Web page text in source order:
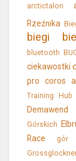
arctictalon
Rzeźnika
biegi
bluetooth
ciekawostki
pro
coros
Training Hub
Demawend
Górskich
Race
gór